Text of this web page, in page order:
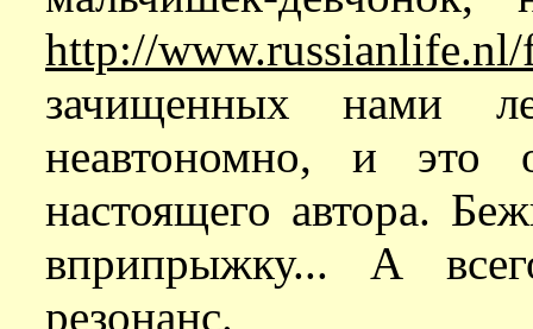
http://www.russianlife.nl/
зачищенных нами
неавтономно, и это
настоящего автора.
вприпрыжку... А
резонанс.